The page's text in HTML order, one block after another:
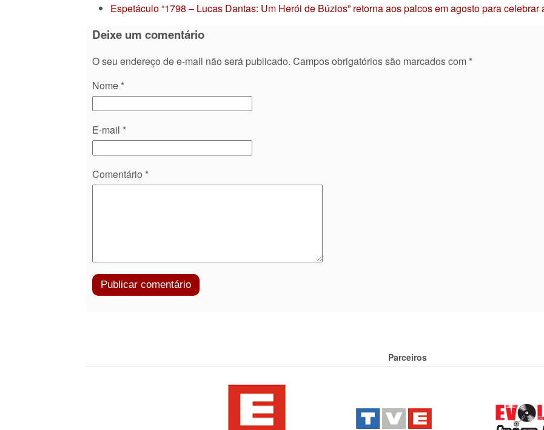
Espetáculo “1798 – Lucas Dantas: Um Herói de Búzios” retorna aos palcos em agosto para
Deixe um comentário
O seu endereço de e-mail não será publicado. Campos obrigatórios são marcados com *
Nome *
E-mail *
Comentário *
Parceiros